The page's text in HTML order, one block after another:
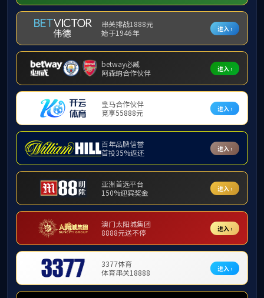
研究生教育
研究生导师
研究生
15vip太
15vip太
15vip太
15vip太
15vip太
15vip太
15vip太